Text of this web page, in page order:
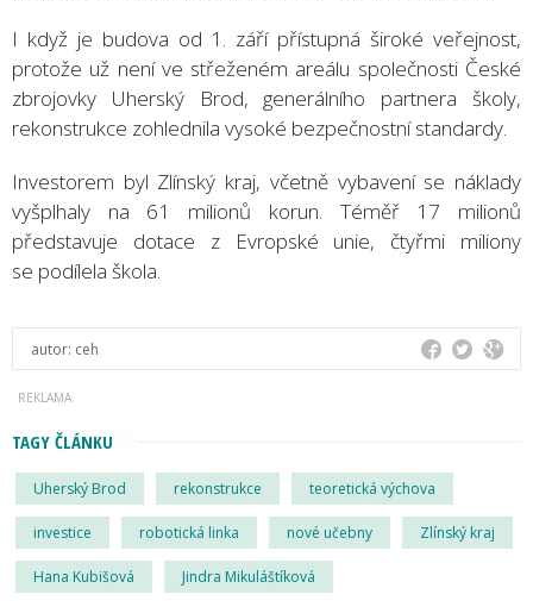
I když je budova od 1. září přístupná široké veřejnost,
protože už není ve střeženém areálu společnosti České
zbrojovky Uherský Brod, generálního partnera školy,
rekonstrukce zohlednila vysoké bezpečnostní standardy.
Investorem byl Zlínský kraj, včetně vybavení se náklady
vyšplhaly na 61 milionů korun. Téměř 17 milionů
představuje dotace z Evropské unie, čtyřmi miliony
se podílela škola.
autor: ceh
TAGY ČLÁNKU
Uherský Brod rekonstrukce teoretická výchova
investice robotická linka nové učebny Zlínský kraj
Hana Kubišová Jindra Mikuláštíková